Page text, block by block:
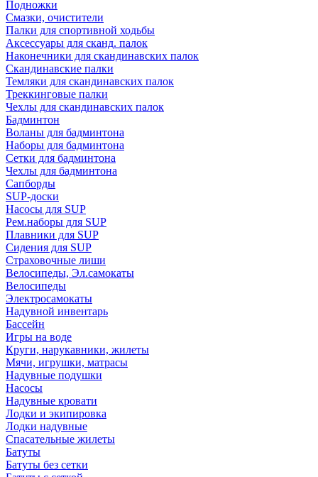
Подножки
Смазки, очистители
Палки для спортивной ходьбы
Аксессуары для сканд. палок
Наконечники для скандинавских палок
Скандинавские палки
Темляки для скандинавских палок
Треккинговые палки
Чехлы для скандинавских палок
Бадминтон
Воланы для бадминтона
Наборы для бадминтона
Сетки для бадминтона
Чехлы для бадминтона
Сапборды
SUP-доски
Насосы для SUP
Рем.наборы для SUP
Плавники для SUP
Сидения для SUP
Страховочные лиши
Велосипеды, Эл.самокаты
Велосипеды
Электросамокаты
Надувной инвентарь
Бассейн
Игры на воде
Круги, нарукавники, жилеты
Мячи, игрушки, матрасы
Надувные подушки
Насосы
Надувные кровати
Лодки и экипировка
Лодки надувные
Спасательные жилеты
Батуты
Батуты без сетки